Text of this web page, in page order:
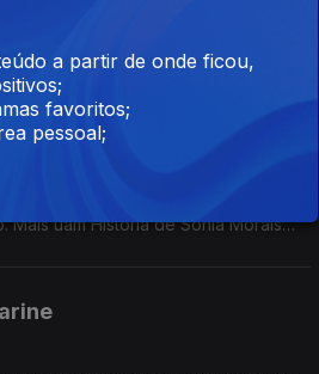
por Sónia Morais Santos
Mais uam História de Sónia Morais
a partir de onde ficou,
favoritos;
pessoal;